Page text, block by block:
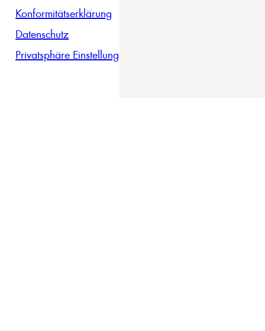
Konformitätserklärung
Datenschutz
Privatsphäre Einstellungen